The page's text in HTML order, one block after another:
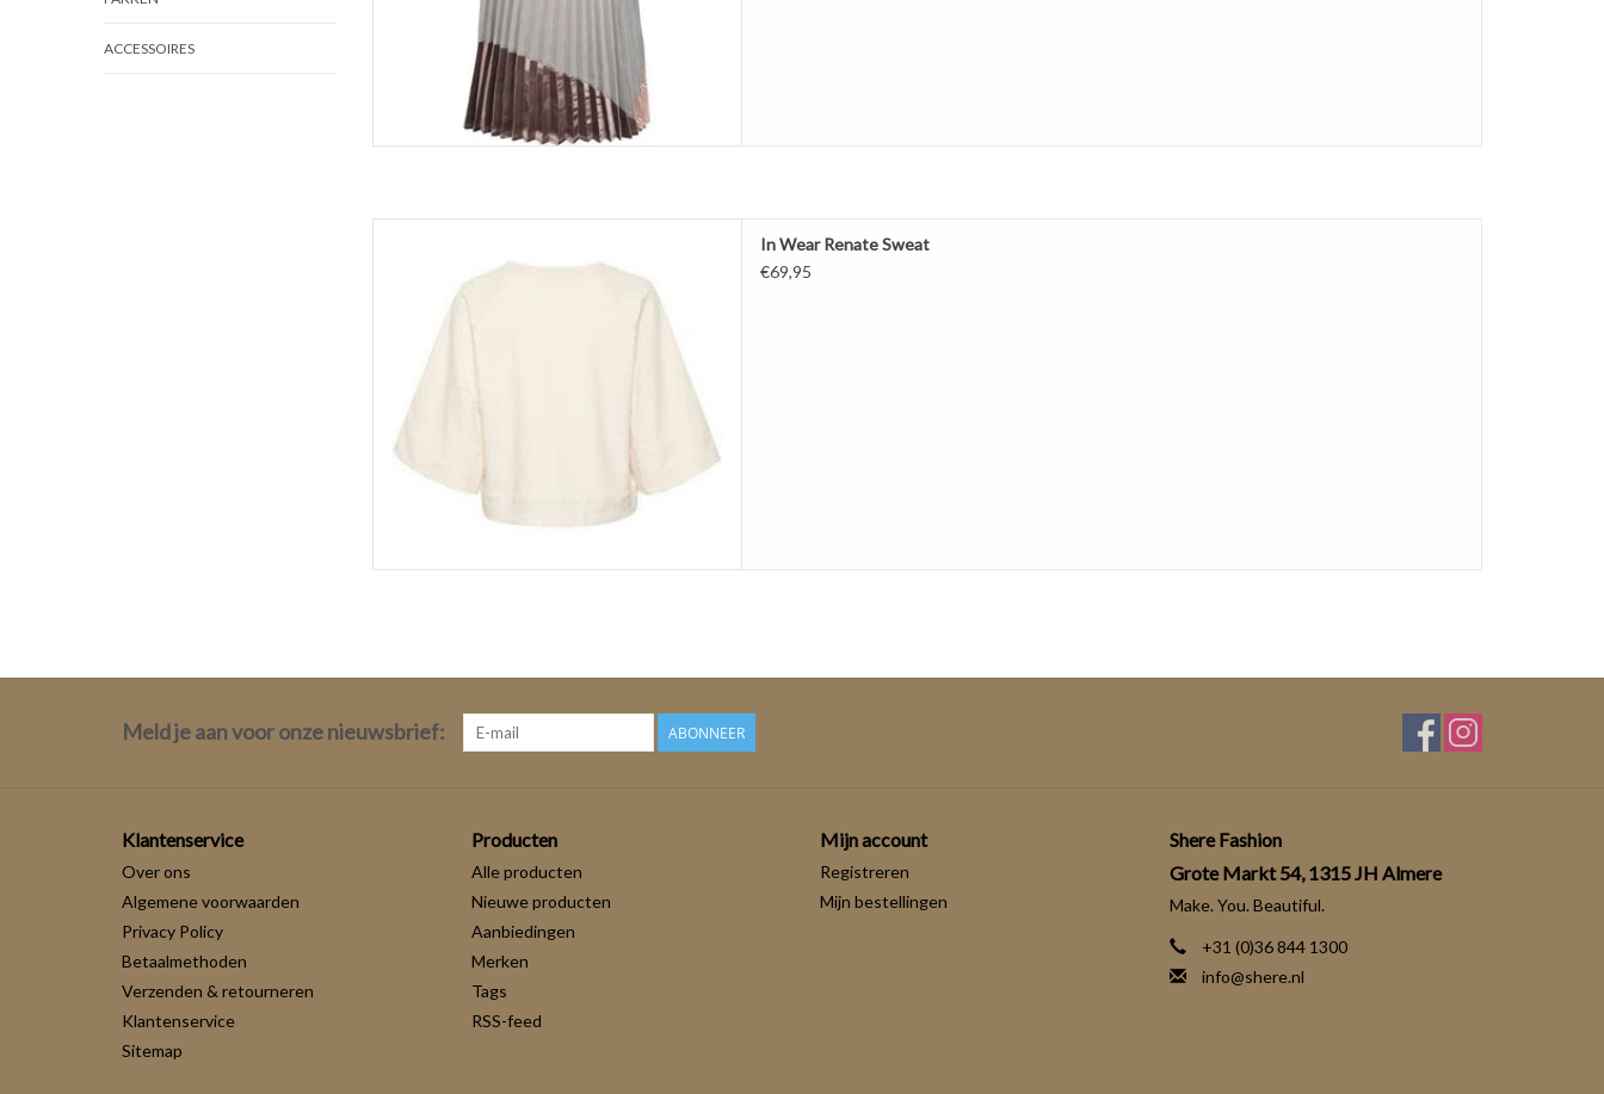
ACCESSOIRES
TOEVOEGEN AAN WINKELWAGEN
In Wear Renate Sweat
€69,95
Meld je aan voor onze nieuwsbrief: ABONNEER
Klantenservice
Over ons
Algemene voorwaarden
Privacy Policy
Betaalmethoden
Verzenden & retourneren
Klantenservice
Sitemap
Producten
Alle producten
Nieuwe producten
Aanbiedingen
Merken
Tags
RSS-feed
Mijn account
Registreren
Mijn bestellingen
Shere Fashion
Grote Markt 54, 1315 JH Almere
Make. You. Beautiful.
+31 (0)36 844 1300
info@shere.nl